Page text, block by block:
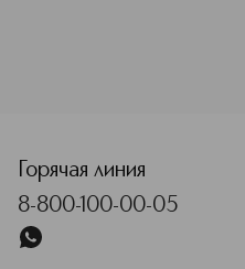
Горячая линия
8-800-100-00-05